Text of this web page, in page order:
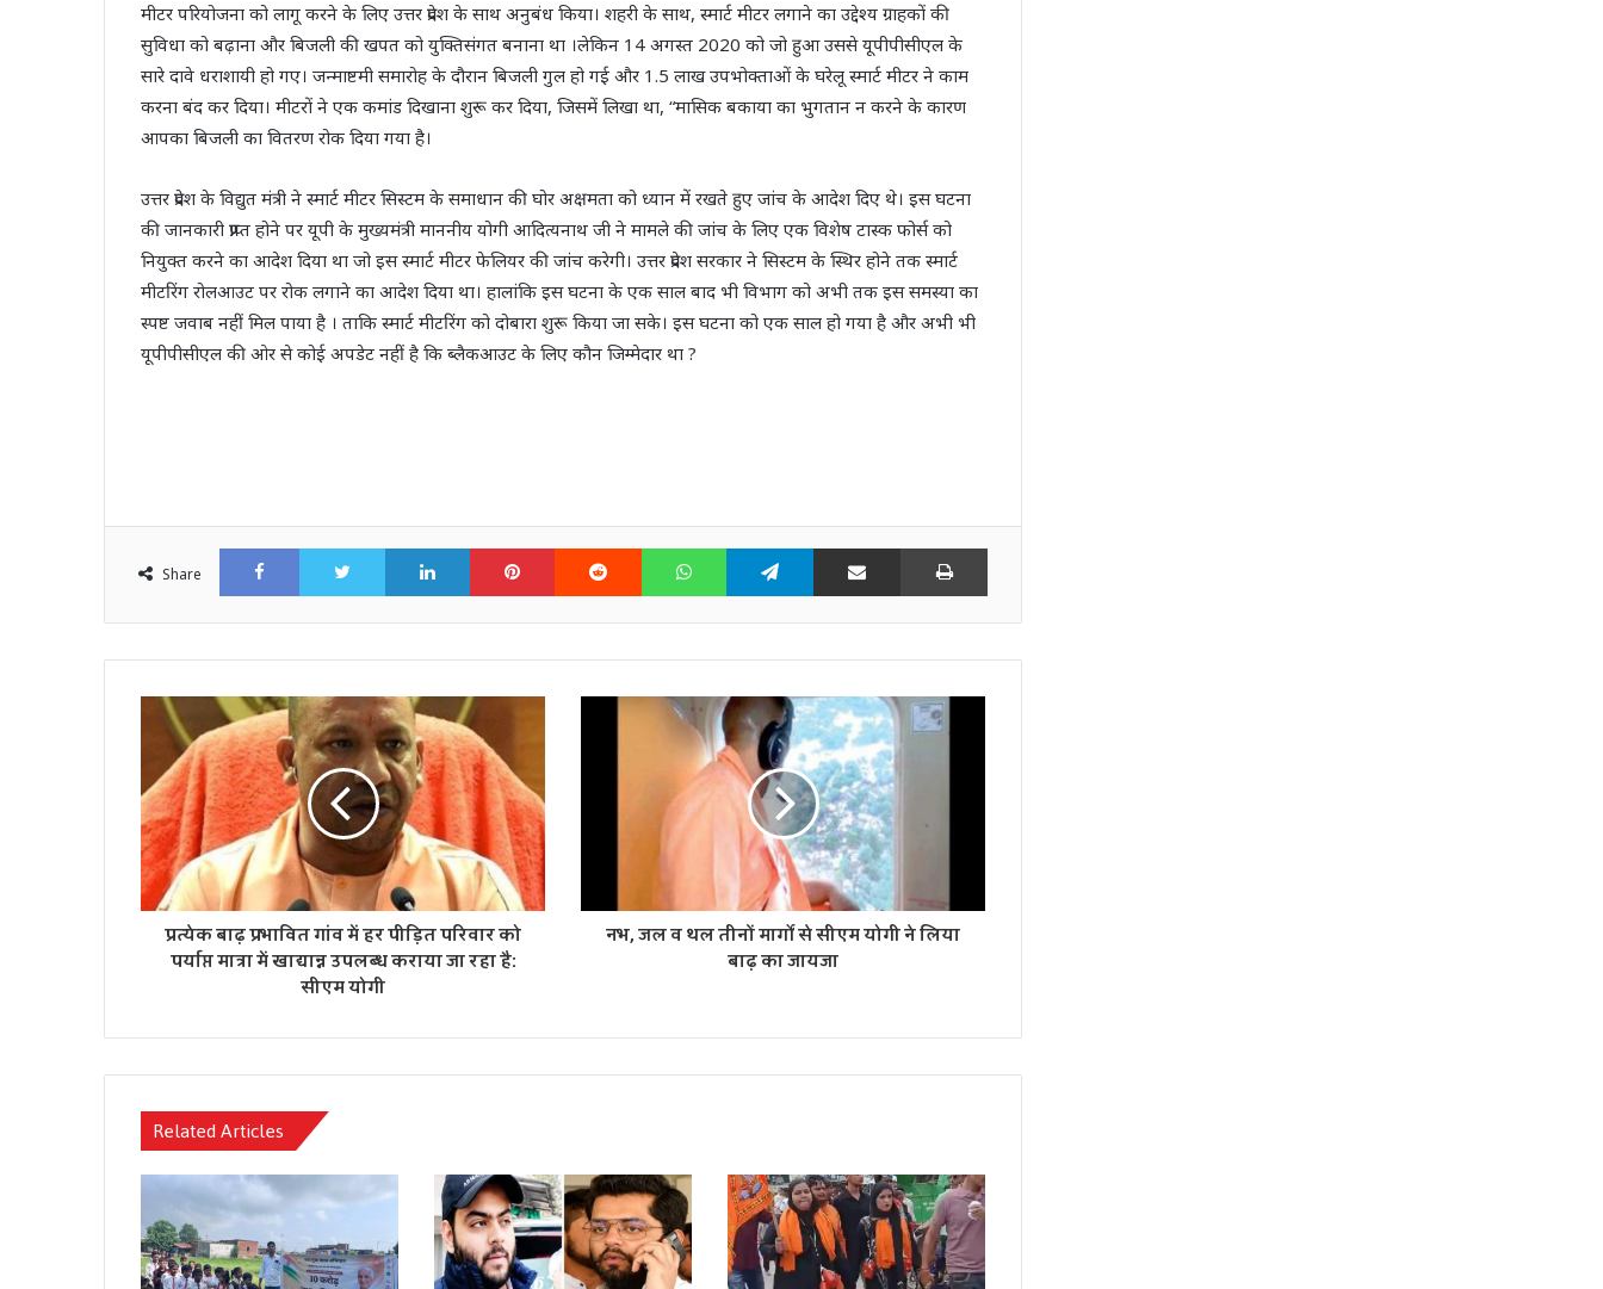
मीटर परियोजना को लागू करने के लिए उत्तर प्रदेश के साथ अनुबंध किया। शहरी के साथ, स्मार्ट मीटर लगाने का उद्देश्य ग्राहकों की
सुविधा को बढ़ाना और बिजली की खपत को युक्तिसंगत बनाना था ।लेकिन 14 अगस्त 2020 को जो हुआ उससे यूपीपीसीएल के
सारे दावे धराशायी हो गए। जन्माष्टमी समारोह के दौरान बिजली गुल हो गई और 1.5 लाख उपभोक्ताओं के घरेलू स्मार्ट मीटर ने काम
करना बंद कर दिया। मीटरों ने एक कमांड दिखाना शुरू कर दिया, जिसमें लिखा था, “मासिक बकाया का भुगतान न करने के कारण
आपका बिजली का वितरण रोक दिया गया है।
उत्तर प्रदेश के विद्युत मंत्री ने स्मार्ट मीटर सिस्टम के समाधान की घोर अक्षमता को ध्यान में रखते हुए जांच के आदेश दिए थे। इस घटना
की जानकारी प्राप्त होने पर यूपी के मुख्यमंत्री माननीय योगी आदित्यनाथ जी ने मामले की जांच के लिए एक विशेष टास्क फोर्स को
नियुक्त करने का आदेश दिया था जो इस स्मार्ट मीटर फेलियर की जांच करेगी। उत्तर प्रदेश सरकार ने सिस्टम के स्थिर होने तक स्मार्ट
मीटरिंग रोलआउट पर रोक लगाने का आदेश दिया था। हालांकि इस घटना के एक साल बाद भी विभाग को अभी तक इस समस्या का
स्पष्ट जवाब नहीं मिल पाया है । ताकि स्मार्ट मीटरिंग को दोबारा शुरू किया जा सके। इस घटना को एक साल हो गया है और अभी भी
यूपीपीसीएल की ओर से कोई अपडेट नहीं है कि ब्लैकआउट के लिए कौन जिम्मेदार था ?
Share
FacebookTwitter LinkedIn Pinterest Reddit WhatsAppTelegram Share via Email Print
प्रत्येक बाढ़ प्रभावित गांव में हर पीड़ित परिवार को
पर्याप्त मात्रा में खाद्यान्न उपलब्ध कराया जा रहा है:
सीएम योगी
नभ, जल व थल तीनों मार्गों से सीएम योगी ने लिया
बाढ़ का जायजा
Related Articles